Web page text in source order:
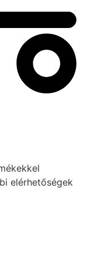
elérhetőségek